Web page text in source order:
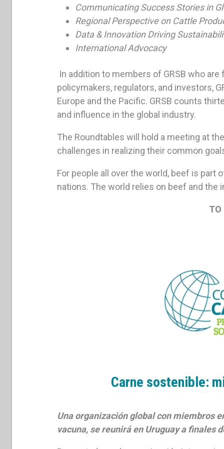
Communicating Success Stories in
Regional Perspective on Cattle
Data & Innovation Driving
International Advocacy
In addition to members of GRSB who
policymakers, regulators, and investors,
Europe and the Pacific. GRSB counts
and influence in the global industry.
The Roundtables will hold a meeting at
challenges in realizing their common
For people all over the world, beef is
nations. The world relies on beef and the
TO
Carne sostenible:
Una organización global con miembros
vacuna, se reunirá en Uruguay a finales